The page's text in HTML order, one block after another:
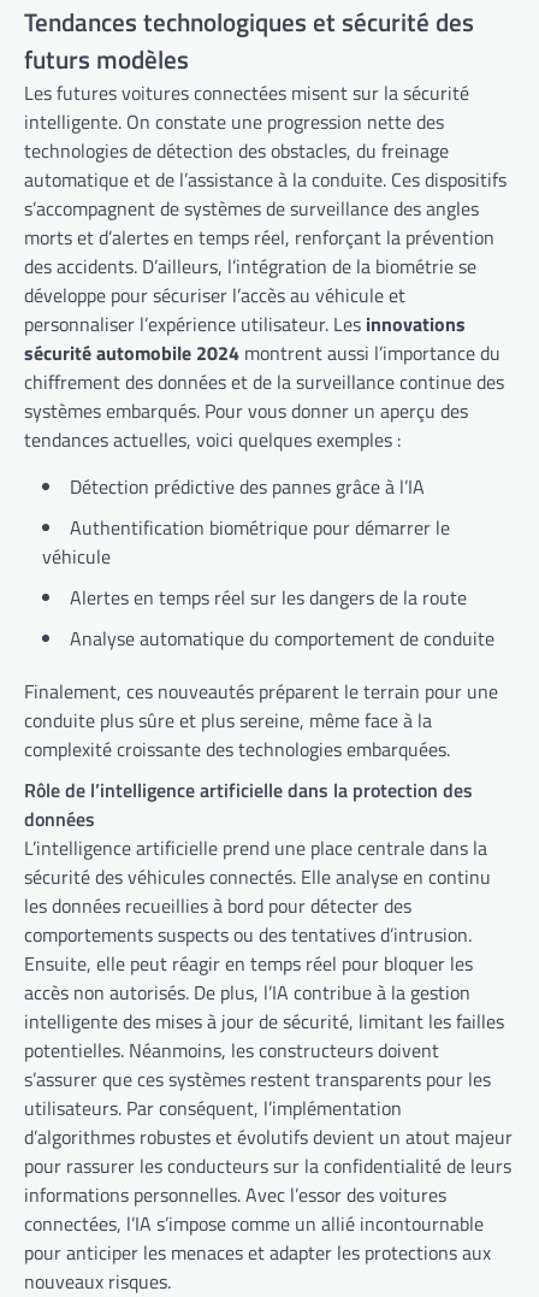
Tendances technologiques et sécurité des
futurs modèles
Les futures voitures connectées misent sur la sécurité
intelligente. On constate une progression nette des
technologies de détection des obstacles, du freinage
automatique et de l’assistance à la conduite. Ces dispositifs
s’accompagnent de systèmes de surveillance des angles
morts et d’alertes en temps réel, renforçant la prévention
des accidents. D’ailleurs, l’intégration de la biométrie se
développe pour sécuriser l’accès au véhicule et
personnaliser l’expérience utilisateur. Les innovations
sécurité automobile 2024 montrent aussi l’importance du
chiffrement des données et de la surveillance continue des
systèmes embarqués. Pour vous donner un aperçu des
tendances actuelles, voici quelques exemples :
Détection prédictive des pannes grâce à l’IA
Authentification biométrique pour démarrer le
véhicule
Alertes en temps réel sur les dangers de la route
Analyse automatique du comportement de conduite
Finalement, ces nouveautés préparent le terrain pour une
conduite plus sûre et plus sereine, même face à la
complexité croissante des technologies embarquées.
Rôle de l’intelligence artificielle dans la protection des
données
L’intelligence artificielle prend une place centrale dans la
sécurité des véhicules connectés. Elle analyse en continu
les données recueillies à bord pour détecter des
comportements suspects ou des tentatives d’intrusion.
Ensuite, elle peut réagir en temps réel pour bloquer les
accès non autorisés. De plus, l’IA contribue à la gestion
intelligente des mises à jour de sécurité, limitant les failles
potentielles. Néanmoins, les constructeurs doivent
s’assurer que ces systèmes restent transparents pour les
utilisateurs. Par conséquent, l’implémentation
d’algorithmes robustes et évolutifs devient un atout majeur
pour rassurer les conducteurs sur la confidentialité de leurs
informations personnelles. Avec l’essor des voitures
connectées, l’IA s’impose comme un allié incontournable
pour anticiper les menaces et adapter les protections aux
nouveaux risques.